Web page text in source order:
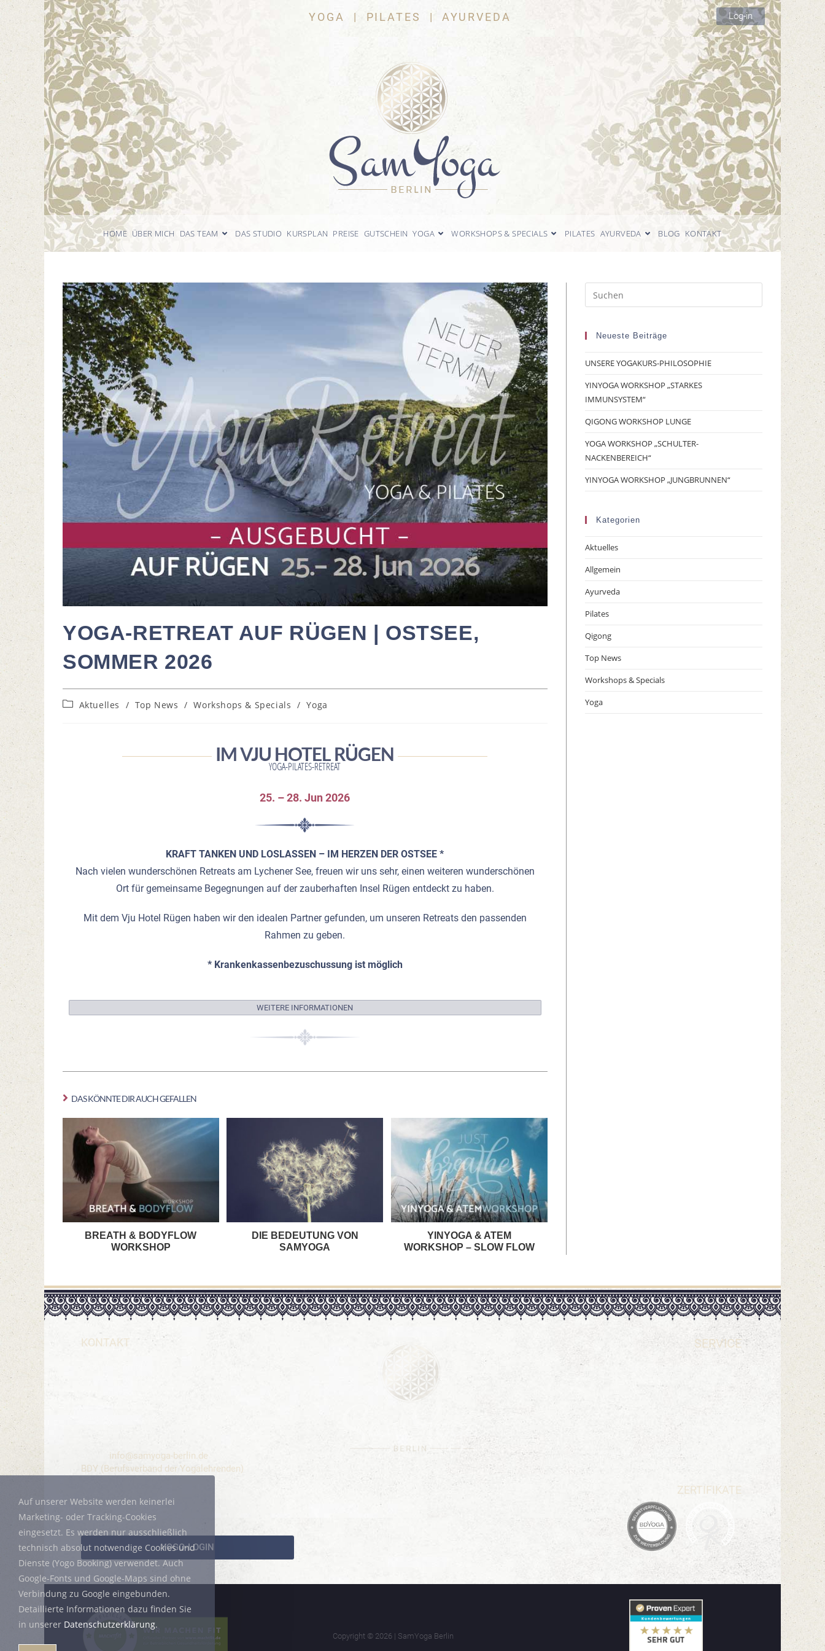
YOGA | PILATES | AYURVEDA Log-in
HOME ÜBER MICH DAS TEAM DAS STUDIO KURSPLAN PREISE GUTSCHEIN YOGA WORKSHOPS & SPECIALS PILATES AYURVEDA BLOG KONTAKT
YOGA-RETREAT AUF RÜGEN | OSTSEE,
SOMMER 2026
Aktuelles / Top News / Workshops & Specials / Yoga
IM VJU HOTEL RÜGEN
YOGA-PILATES-RETREAT
25. – 28. Jun 2026
KRAFT TANKEN UND LOSLASSEN – IM HERZEN DER OSTSEE *
Nach vielen wunderschönen Retreats am Lychener See, freuen wir uns sehr, einen weiteren wunderschönen
Ort für gemeinsame Begegnungen auf der zauberhaften Insel Rügen entdeckt zu haben.
Mit dem Vju Hotel Rügen haben wir den idealen Partner gefunden, um unseren Retreats den passenden
Rahmen zu geben.
* Krankenkassenbezuschussung ist möglich
WEITERE INFORMATIONEN
DAS KÖNNTE DIR AUCH GEFALLEN
BREATH & BODYFLOW
WORKSHOP
DIE BEDEUTUNG VON
SAMYOGA
YINYOGA & ATEM
WORKSHOP – SLOW FLOW
Neueste Beiträge
UNSERE YOGAKURS-PHILOSOPHIE
YINYOGA WORKSHOP „STARKES
IMMUNSYSTEM“
QIGONG WORKSHOP LUNGE
YOGA WORKSHOP „SCHULTER-
NACKENBEREICH“
YINYOGA WORKSHOP „JUNGBRUNNEN“
Kategorien
Aktuelles
Allgemein
Ayurveda
Pilates
Qigong
Top News
Workshops & Specials
Yoga
KONTAKT
info@samyoga-berlin.de
BDY (Berufsverband der Yogalehrenden)
YOGO-LOGIN
SERVICE
UNSERE YOGAKURS-PHILOSOPHIE
PREISE
IMPRESSUM
ALLGEMEINE GESCHÄFTSBEDINGUNGEN (AGB)
ZERTIFIKATE
Copyright © 2026 | SamYoga Berlin
Auf unserer Website werden keinerlei
Marketing- oder Tracking-Cookies
eingesetzt. Es werden nur ausschließlich
technisch absolut notwendige Cookies und
Dienste (Yogo Booking) verwendet. Auch
Google-Fonts und Google-Maps sind ohne
Verbindung zu Google eingebunden.
Detaillierte Informationen dazu finden Sie
in unserer Datenschutzerklärung.